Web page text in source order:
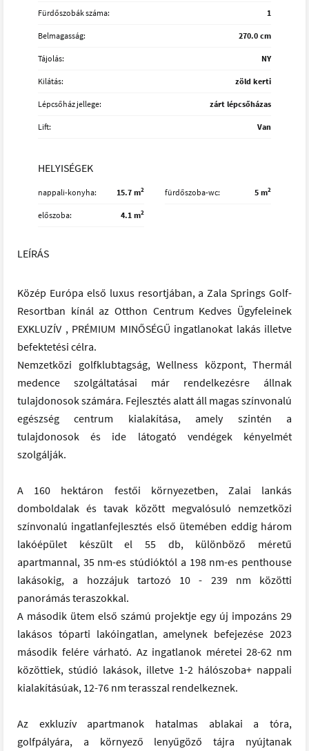
Fürdőszobák száma: 1
Belmagasság: 270.0 cm
Tájolás: NY
Kilátás: zöld kerti
Lépcsőház jellege: zárt lépcsőházas
Lift: Van
HELYISÉGEK
nappali-konyha 15.7 m2 fürdőszoba-wc 5 m2
előszoba 4.1 m2
LEÍRÁS
Közép Európa első luxus resortjában, a Zala Springs Golf-
Resortban kínál az Otthon Centrum Kedves Ügyfeleinek
EXKLUZÍV , PRÉMIUM MINŐSÉGŰ ingatlanokat lakás illetve
befektetési célra.
Nemzetközi golfklubtagság, Wellness központ, Thermál
medence szolgáltatásai már rendelkezésre állnak
tulajdonosok számára. Fejlesztés alatt áll magas színvonalú
egészség centrum kialakítása, amely szintén a
tulajdonosok és ide látogató vendégek kényelmét
szolgálják.
A 160 hektáron festői környezetben, Zalai lankás
domboldalak és tavak között megvalósuló nemzetközi
színvonalú ingatlanfejlesztés első ütemében eddig három
lakóépület készült el 55 db, különböző méretű
apartmannal, 35 nm-es stúdióktól a 198 nm-es penthouse
lakásokig, a hozzájuk tartozó 10 - 239 nm közötti
panorámás teraszokkal.
A második ütem első számú projektje egy új impozáns 29
lakásos tóparti lakóingatlan, amelynek befejezése 2023
második felére várható. Az ingatlanok méretei 28-62 nm
közöttiek, stúdió lakások, illetve 1-2 hálószoba+ nappali
kialakításúak, 12-76 nm terasszal rendelkeznek.
Az exkluzív apartmanok hatalmas ablakai a tóra,
golfpályára, a környező lenyűgöző tájra nyújtanak